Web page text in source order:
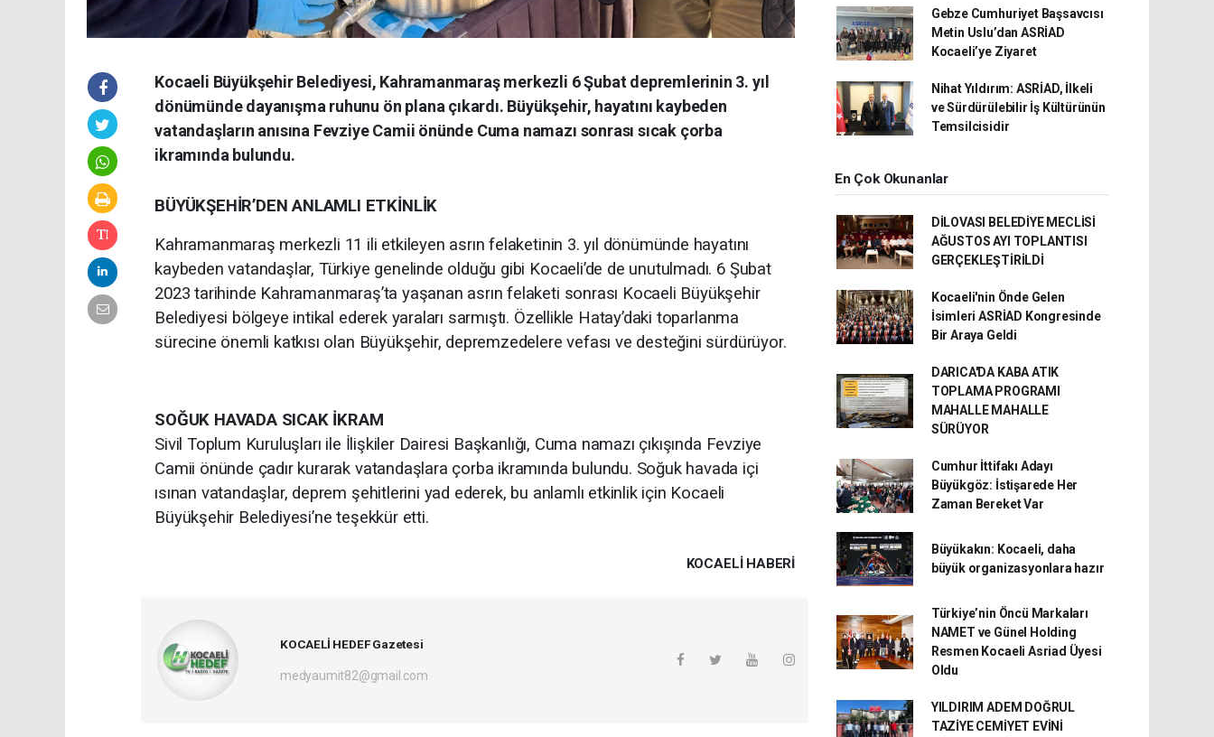
Kocaeli Büyükşehir Belediyesi, Kahramanmaraş merkezli 6 Şubat depremlerinin 3. yıl
dönümünde dayanışma ruhunu ön plana çıkardı. Büyükşehir, hayatını kaybeden
vatandaşların anısına Fevziye Camii önünde Cuma namazı sonrası sıcak çorba
ikramında bulundu.
BÜYÜKŞEHİR’DEN ANLAMLI ETKİNLİK
Kahramanmaraş merkezli 11 ili etkileyen asrın felaketinin 3. yıl dönümünde hayatını
kaybeden vatandaşlar, Türkiye genelinde olduğu gibi Kocaeli’de de unutulmadı. 6 Şubat
2023 tarihinde Kahramanmaraş’ta yaşanan asrın felaketi sonrası Kocaeli Büyükşehir
Belediyesi bölgeye intikal ederek yaraları sarmıştı. Özellikle Hatay’daki toparlanma
sürecine önemli katkısı olan Büyükşehir, depremzedelere vefası ve desteğini sürdürüyor.
SOĞUK HAVADA SICAK İKRAM
Sivil Toplum Kuruluşları ile İlişkiler Dairesi Başkanlığı, Cuma namazı çıkışında Fevziye
Camii önünde çadır kurarak vatandaşlara çorba ikramında bulundu. Soğuk havada içi
ısınan vatandaşlar, deprem şehitlerini yad ederek, bu anlamlı etkinlik için Kocaeli
Büyükşehir Belediyesi’ne teşekkür etti.
KOCAELI HABERİ
KOCAELİ HEDEF Gazetesi
medyaumit82@gmail.com
Gebze Cumhuriyet Başsavcısı
Metin Uslu’dan ASRİAD
Kocaeli’ye Ziyaret
Nihat Yıldırım: ASRİAD, İlkeli
ve Sürdürülebilir İş Kültürünün
Temsilcisidir
En Çok Okunanlar
DİLOVASI BELEDİYE MECLİSİ
AĞUSTOS AYI TOPLANTISI
GERÇEKLEŞTİRİLDİ
Kocaeli'nin Önde Gelen
İsimleri ASRİAD Kongresinde
Bir Araya Geldi
DARICA'DA KABA ATIK
TOPLAMA PROGRAMI
MAHALLE MAHALLE
SÜRÜYOR
Cumhur İttifakı Adayı
Büyükgöz: İstişarede Her
Zaman Bereket Var
Büyükakın: Kocaeli, daha
büyük organizasyonlara hazır
Türkiye’nin Öncü Markaları
NAMET ve Günel Holding
Resmen Kocaeli Asriad Üyesi
Oldu
YILDIRIM ADEM DOĞRUL
TAZİYE CEMİYET EVİNİ